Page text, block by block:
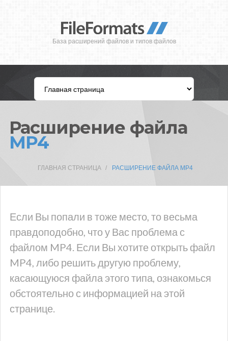
База расширений файлов и типов файлов
Расширение файла
MP4
ГЛАВНАЯ СТРАНИЦА РАСШИРЕНИЕ ФАЙЛА MP4
Если Вы попали в тоже место, то весьма
правдоподобно, что у Вас проблема с
файлом MP4. Если Вы хотите открыть файл
MP4, либо решить другую проблему,
касающуюся файла этого типа, ознакомься
обстоятельно с информацией на этой
странице.